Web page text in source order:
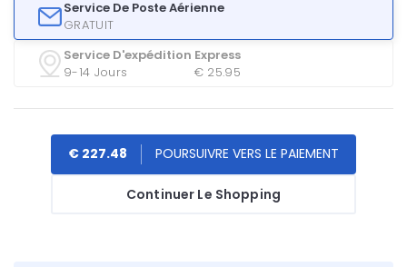
Service De Poste Aérienne
GRATUIT
Service D'expédition Express
9-14 Jours
€ 25.95
Continuer Le Shopping
€ 227.48